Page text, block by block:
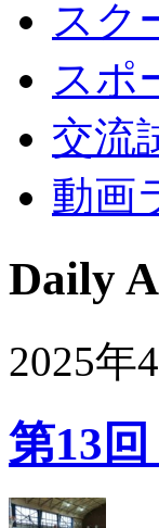
スク
スポ
交流
動画
Daily
2025年
第13